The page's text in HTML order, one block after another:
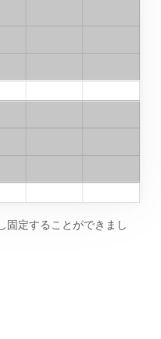
固定することができまし